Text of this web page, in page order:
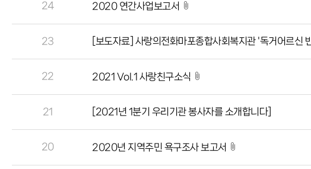
24 2020 연간사업보고서
23 [보도자료] 사랑의전화마포종합사회복지관 '독거어르신
22 2021 Vol.1 사랑친구소식
21 [2021년 1분기 우리기관 봉사자를 소개합니다]
20 2020년 지역주민 욕구조사 보고서